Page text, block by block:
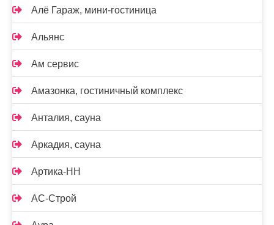
Алё Гараж, мини-гостиница
Альянс
Ам сервис
Амазонка, гостиничный комплекс
Анталия, сауна
Аркадия, сауна
Артика-НН
АС-Строй